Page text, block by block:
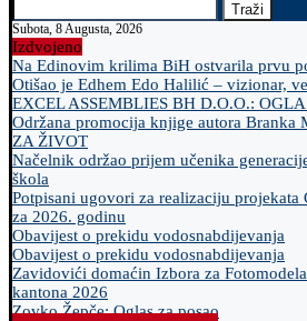
Traži
Subota, 8 Augusta, 2026
Izdvojeno
Na Edinovim krilima BiH ostvarila prvu
Otišao je Edhem Edo Halilić – vizionar,
EXCEL ASSEMBLIES BH D.O.O.:
Održana promocija knjige autora Branka
ZA ŽIVOT
Načelnik održao prijem učenika
škola
Potpisani ugovori za realizaciju projekata
za 2026. godinu
Obavijest o prekidu vodosnabdijevanja
Obavijest o prekidu vodosnabdijevanja
Zavidovići domaćin Izbora za
kantona 2026
Zovko Žepče: Oglas za posao